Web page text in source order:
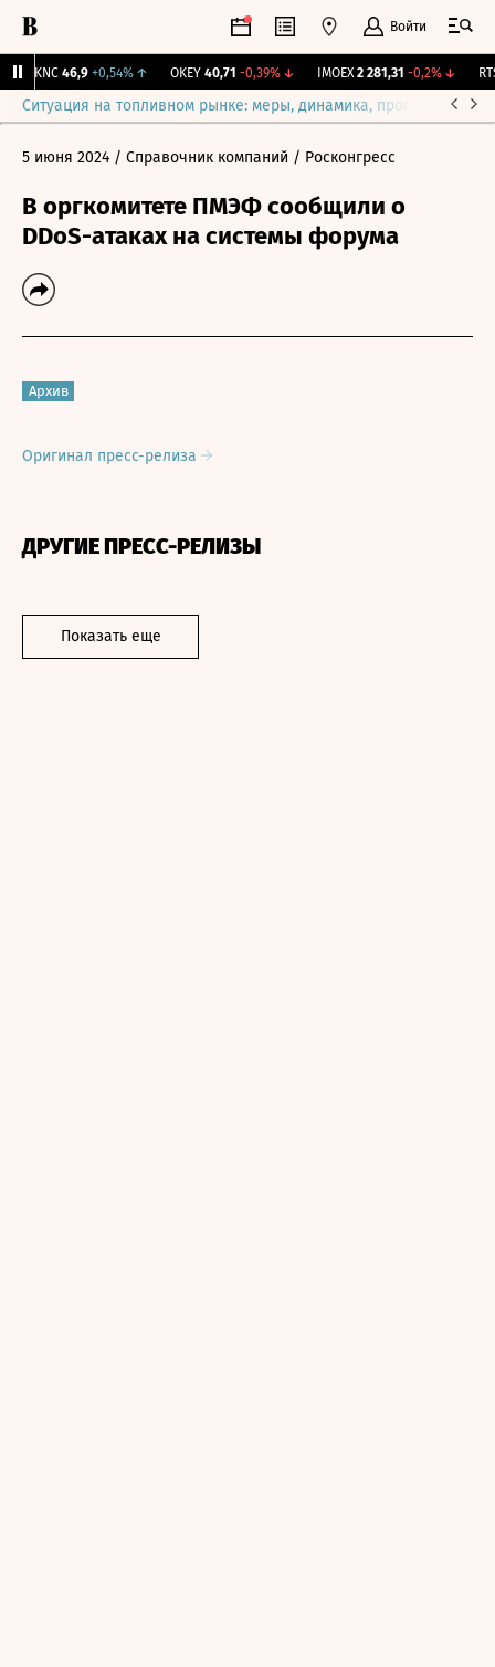
Войти
NKNC 46,9 +0,54%↑ OKEY 40,71 -0,39%↓ IMOEX 2 281,31 -0,2%↓ RTSI
Ситуация на топливном рынке: меры, динамика, прогнозы
5 июня 2024 / Справочник компаний / Росконгресс
В оргкомитете ПМЭФ сообщили о
DDoS-атаках на системы форума
Архив
Оригинал пресс-релиза
ДРУГИЕ ПРЕСС-РЕЛИЗЫ
Показать еще